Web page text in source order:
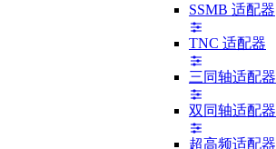
SSMB 适配器
TNC 适配器
三同轴适配器
双同轴适配器
超高频适配器